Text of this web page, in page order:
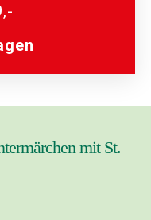
mit St.